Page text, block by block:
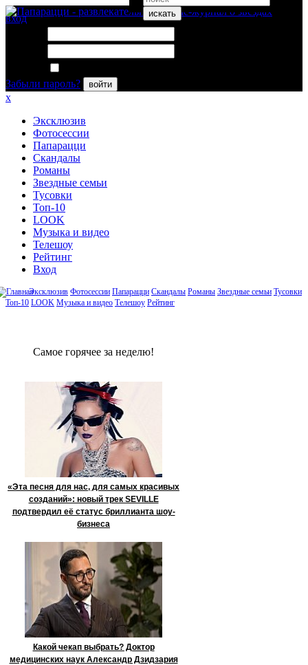
искать
вход
Забыли пароль?
войти
x
Эксклюзив
Фотосессии
Папарацци
Скандалы
Романы
Звездные семьи
Тусовки
Топ-10
LOOK
Музыка и видео
Телешоу
Рейтинг
Вход
Эксклюзив Фотосессии Папарацци Скандалы Романы Звездные семьи Тусовки
Топ-10 LOOK Музыка и видео Телешоу Рейтинг
Сaмое гoрячее за неделю!
«Эта песня для нас, для самых красивых
созданий»: новый трек SEVILLE
подтвердил её статус бриллианта шоу-
бизнеса
Какой чекап выбрать? Доктор
медицинских наук Александр Дзидзария